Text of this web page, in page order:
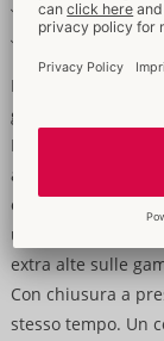
Chiusura con
Morbidi ed
Pizzo pregiato -
giorni!
Body a maniche
alto. Realizzato
ornamentale.
un elevato livello
extra alte sulle
Con chiusura a
stesso tempo. Un